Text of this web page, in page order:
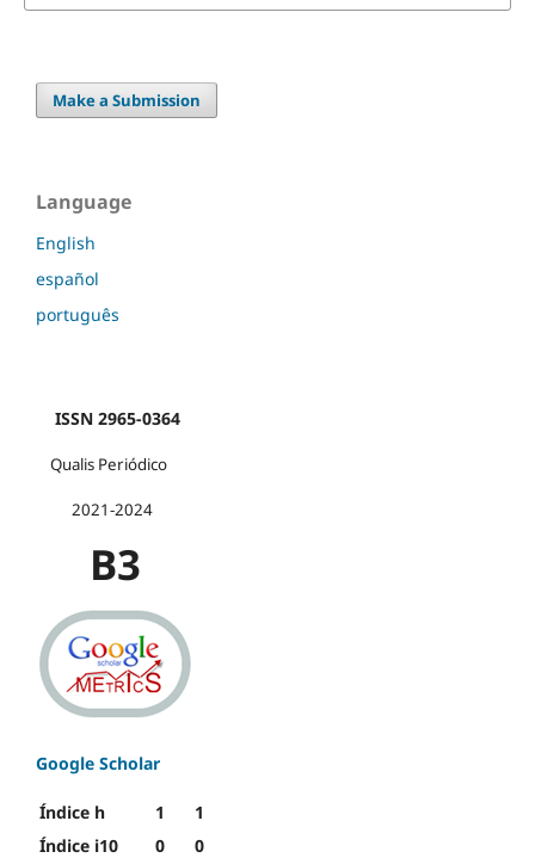
Make a Submission
Language
English
español
português
ISSN 2965-0364
Qualis Periódico
2021-2024
B3
Google Scholar
Índice h 1
1
Índice i10
0 0